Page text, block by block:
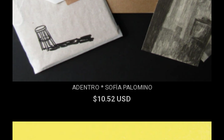
ADENTRO * SOFÍA PALOMINO
$10.52 USD